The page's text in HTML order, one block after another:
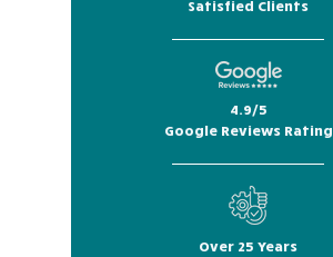
Satisfied Clients
4.9/5
Google Reviews Rating
Over 25 Years